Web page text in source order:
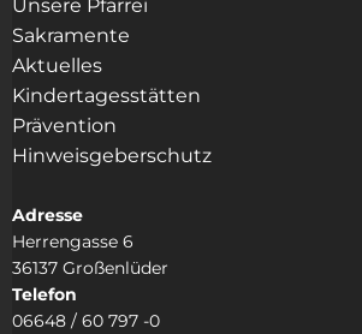
Unsere Pfarrei
Sakramente
Aktuelles
Kindertagesstätten
Prävention
Hinweisgeberschutz
Adresse
Herrengasse 6
36137 Großenlüder
Telefon
06648 / 60 797 -0